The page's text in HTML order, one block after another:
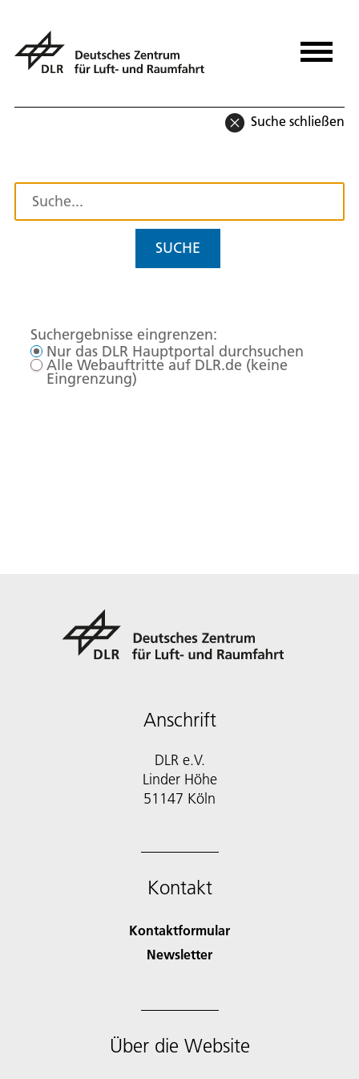
Suche schließen
SUCHE
Suchergebnisse eingrenzen:
Nur das DLR Hauptportal durchsuchen
Alle Webauftritte auf DLR.de (keine
Eingrenzung)
Anschrift
DLR e.V.
Linder Höhe
51147 Köln
Kontakt
Kontaktformular
Newsletter
Über die Website